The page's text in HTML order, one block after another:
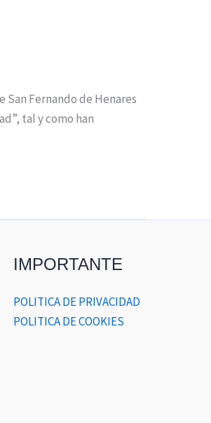
Fernando de Henares
tal y como han
IMPORTANTE
POLITICA DE PRIVACIDAD
POLITICA DE COOKIES